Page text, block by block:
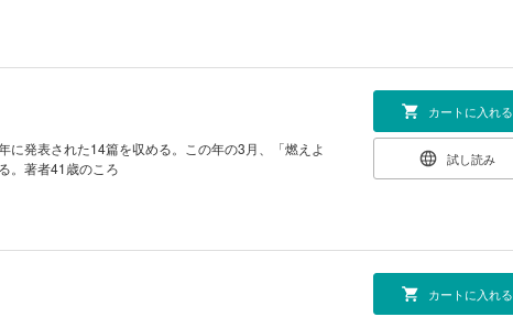
発表された14篇を収める。この年の3月、「燃えよ
。著者41歳のころ
カートに入れる
試し読み
カートに入れる